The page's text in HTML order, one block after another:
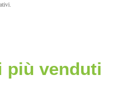
più venduti